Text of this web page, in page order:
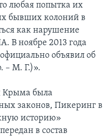
любая попытка их
бывших колоний в
как нарушение
В ноябре 2013 года
объявил об
– М. Г.)».
Крыма была
законов, Пикеринг в
историю»
в состав